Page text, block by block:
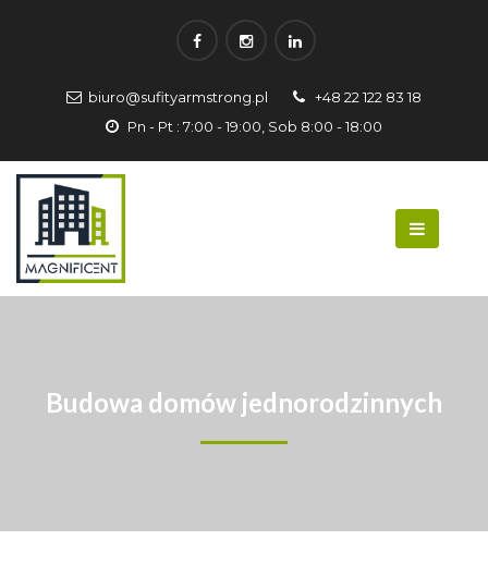
biuro@sufityarmstrong.pl
+48 22 122 83 18
Pn - Pt : 7:00 - 19:00, Sob 8:00 - 18:00
Budowa domów jednorodzinnych